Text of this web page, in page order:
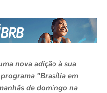
nova adição à sua
"Brasília em
de domingo na